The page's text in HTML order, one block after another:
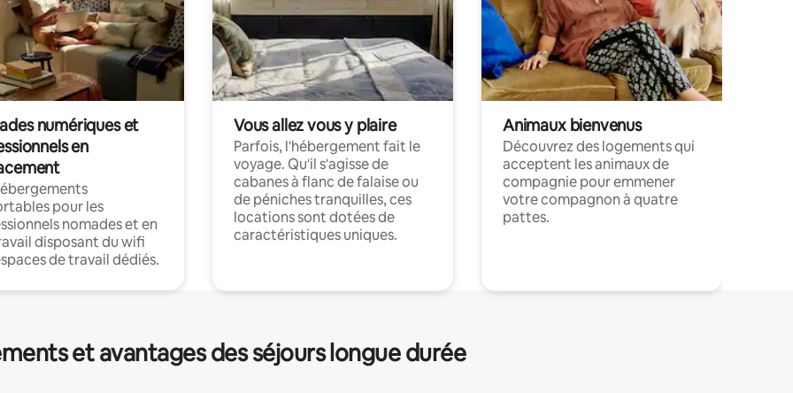
numériques et
en
pour les
nomades et en
disposant du wifi
de travail dédiés.
Vous allez vous y plaire
Parfois, l'hébergement fait le
voyage. Qu'il s'agisse de
cabanes à flanc de falaise ou
de péniches tranquilles, ces
locations sont dotées de
caractéristiques uniques.
Animaux bienvenus
Découvrez des logements qui
acceptent les animaux de
compagnie pour emmener
votre compagnon à quatre
pattes.
et avantages des séjours longue durée